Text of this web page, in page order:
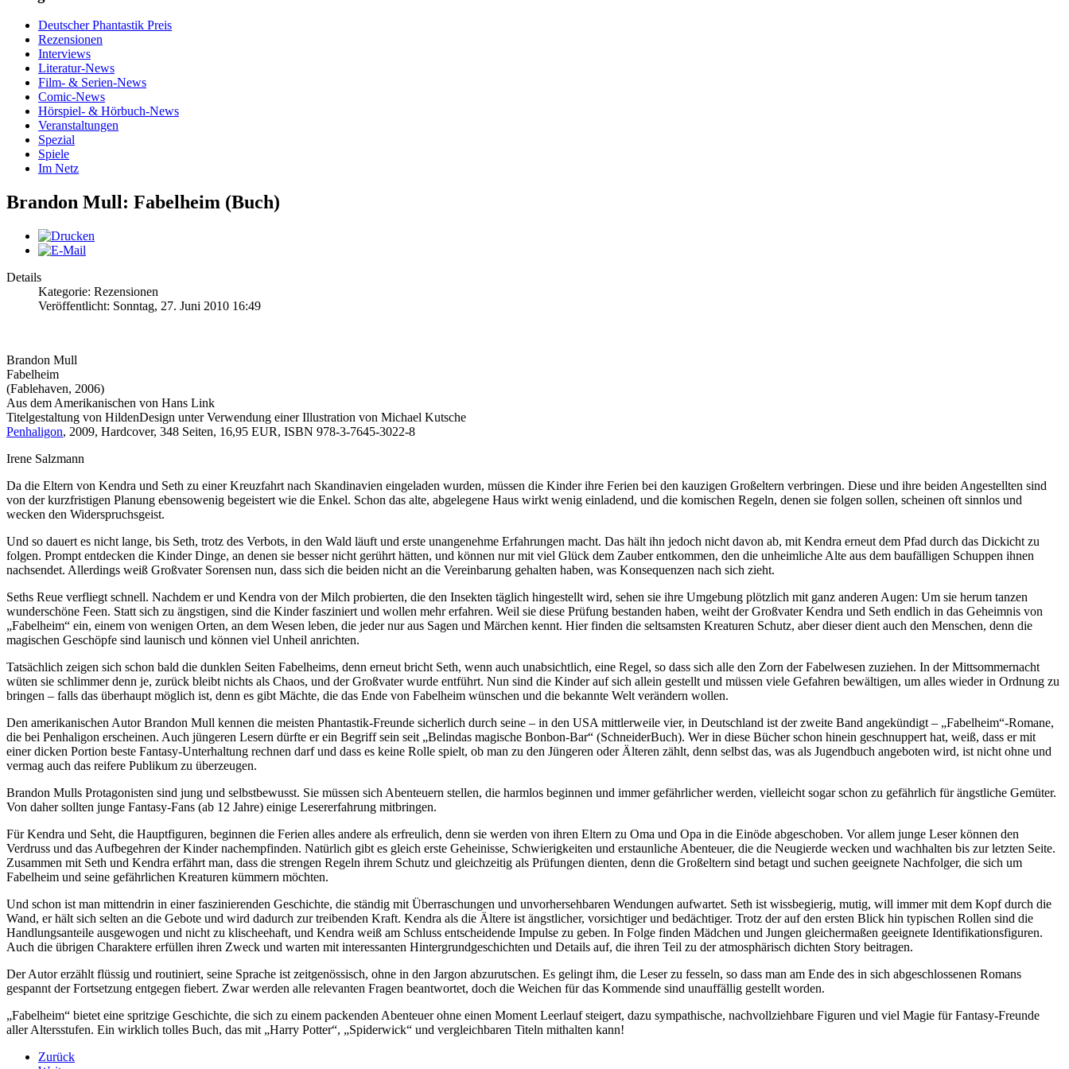
Deutscher Phantastik Preis
Rezensionen
Interviews
Literatur-News
Film- & Serien-News
Comic-News
Hörspiel- & Hörbuch-News
Veranstaltungen
Spezial
Spiele
Im Netz
Brandon Mull: Fabelheim (Buch)
Details
Kategorie: Rezensionen
Veröffentlicht: Sonntag, 27. Juni 2010 16:49
Brandon Mull
Fabelheim
(Fablehaven, 2006)
Aus dem Amerikanischen von Hans Link
Titelgestaltung von HildenDesign unter Verwendung einer Illustration von Michael Kutsche
Penhaligon, 2009, Hardcover, 348 Seiten, 16,95 EUR, ISBN 978-3-7645-3022-8
Irene Salzmann
Da die Eltern von Kendra und Seth zu einer Kreuzfahrt nach Skandinavien eingeladen wurden, müssen die Kinder ihre Ferien bei den kauzigen Großeltern verbringen. Diese und ihre beiden Angestellten sind
von der kurzfristigen Planung ebensowenig begeistert wie die Enkel. Schon das alte, abgelegene Haus wirkt wenig einladend, und die komischen Regeln, denen sie folgen sollen, scheinen oft sinnlos und
wecken den Widerspruchsgeist.
Und so dauert es nicht lange, bis Seth, trotz des Verbots, in den Wald läuft und erste unangenehme Erfahrungen macht. Das hält ihn jedoch nicht davon ab, mit Kendra erneut dem Pfad durch das Dickicht zu
folgen. Prompt entdecken die Kinder Dinge, an denen sie besser nicht gerührt hätten, und können nur mit viel Glück dem Zauber entkommen, den die unheimliche Alte aus dem baufälligen Schuppen ihnen
nachsendet. Allerdings weiß Großvater Sorensen nun, dass sich die beiden nicht an die Vereinbarung gehalten haben, was Konsequenzen nach sich zieht.
Seths Reue verfliegt schnell. Nachdem er und Kendra von der Milch probierten, die den Insekten täglich hingestellt wird, sehen sie ihre Umgebung plötzlich mit ganz anderen Augen: Um sie herum tanzen
wunderschöne Feen. Statt sich zu ängstigen, sind die Kinder fasziniert und wollen mehr erfahren. Weil sie diese Prüfung bestanden haben, weiht der Großvater Kendra und Seth endlich in das Geheimnis von
„Fabelheim“ ein, einem von wenigen Orten, an dem Wesen leben, die jeder nur aus Sagen und Märchen kennt. Hier finden die seltsamsten Kreaturen Schutz, aber dieser dient auch den Menschen, denn die
magischen Geschöpfe sind launisch und können viel Unheil anrichten.
Tatsächlich zeigen sich schon bald die dunklen Seiten Fabelheims, denn erneut bricht Seth, wenn auch unabsichtlich, eine Regel, so dass sich alle den Zorn der Fabelwesen zuziehen. In der Mittsommernacht
wüten sie schlimmer denn je, zurück bleibt nichts als Chaos, und der Großvater wurde entführt. Nun sind die Kinder auf sich allein gestellt und müssen viele Gefahren bewältigen, um alles wieder in Ordnung zu
bringen – falls das überhaupt möglich ist, denn es gibt Mächte, die das Ende von Fabelheim wünschen und die bekannte Welt verändern wollen.
Den amerikanischen Autor Brandon Mull kennen die meisten Phantastik-Freunde sicherlich durch seine – in den USA mittlerweile vier, in Deutschland ist der zweite Band angekündigt – „Fabelheim“-Romane,
die bei Penhaligon erscheinen. Auch jüngeren Lesern dürfte er ein Begriff sein seit „Belindas magische Bonbon-Bar“ (SchneiderBuch). Wer in diese Bücher schon hinein geschnuppert hat, weiß, dass er mit
einer dicken Portion beste Fantasy-Unterhaltung rechnen darf und dass es keine Rolle spielt, ob man zu den Jüngeren oder Älteren zählt, denn selbst das, was als Jugendbuch angeboten wird, ist nicht ohne und
vermag auch das reifere Publikum zu überzeugen.
Brandon Mulls Protagonisten sind jung und selbstbewusst. Sie müssen sich Abenteuern stellen, die harmlos beginnen und immer gefährlicher werden, vielleicht sogar schon zu gefährlich für ängstliche Gemüter.
Von daher sollten junge Fantasy-Fans (ab 12 Jahre) einige Lesererfahrung mitbringen.
Für Kendra und Seht, die Hauptfiguren, beginnen die Ferien alles andere als erfreulich, denn sie werden von ihren Eltern zu Oma und Opa in die Einöde abgeschoben. Vor allem junge Leser können den
Verdruss und das Aufbegehren der Kinder nachempfinden. Natürlich gibt es gleich erste Geheinisse, Schwierigkeiten und erstaunliche Abenteuer, die die Neugierde wecken und wachhalten bis zur letzten Seite.
Zusammen mit Seth und Kendra erfährt man, dass die strengen Regeln ihrem Schutz und gleichzeitig als Prüfungen dienten, denn die Großeltern sind betagt und suchen geeignete Nachfolger, die sich um
Fabelheim und seine gefährlichen Kreaturen kümmern möchten.
Und schon ist man mittendrin in einer faszinierenden Geschichte, die ständig mit Überraschungen und unvorhersehbaren Wendungen aufwartet. Seth ist wissbegierig, mutig, will immer mit dem Kopf durch die
Wand, er hält sich selten an die Gebote und wird dadurch zur treibenden Kraft. Kendra als die Ältere ist ängstlicher, vorsichtiger und bedächtiger. Trotz der auf den ersten Blick hin typischen Rollen sind die
Handlungsanteile ausgewogen und nicht zu klischeehaft, und Kendra weiß am Schluss entscheidende Impulse zu geben. In Folge finden Mädchen und Jungen gleichermaßen geeignete Identifikationsfiguren.
Auch die übrigen Charaktere erfüllen ihren Zweck und warten mit interessanten Hintergrundgeschichten und Details auf, die ihren Teil zu der atmosphärisch dichten Story beitragen.
Der Autor erzählt flüssig und routiniert, seine Sprache ist zeitgenössisch, ohne in den Jargon abzurutschen. Es gelingt ihm, die Leser zu fesseln, so dass man am Ende des in sich abgeschlossenen Romans
gespannt der Fortsetzung entgegen fiebert. Zwar werden alle relevanten Fragen beantwortet, doch die Weichen für das Kommende sind unauffällig gestellt worden.
„Fabelheim“ bietet eine spritzige Geschichte, die sich zu einem packenden Abenteuer ohne einen Moment Leerlauf steigert, dazu sympathische, nachvollziehbare Figuren und viel Magie für Fantasy-Freunde
aller Altersstufen. Ein wirklich tolles Buch, das mit „Harry Potter“, „Spiderwick“ und vergleichbaren Titeln mithalten kann!
Zurück